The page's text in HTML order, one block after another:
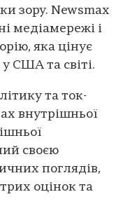
зору. Newsmax
медіамережі і
яка цінує
США та світі.
та ток-
внутрішньої
своєю
поглядів,
оцінок та